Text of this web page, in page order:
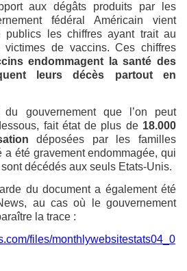
aux dégâts produits par les
fédéral Américain vient
publics les chiffres ayant trait au
victimes de vaccins. Ces chiffres
endommagent la santé des
leurs décès partout en
du gouvernement que l’on peut
fait état de plus de 18.000
déposées par les familles
a été gravement endommagée, qui
décédés aux seuls Etats-Unis.
du document a également été
au cas où le gouvernement
la trace :
files/monthlywebsitestats04_0